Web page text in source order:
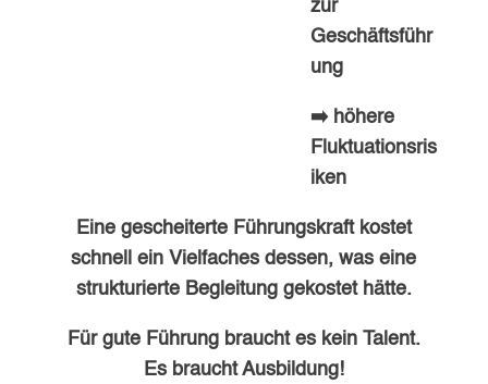
zur
Geschäftsführ
ung
➡️ höhere
Fluktuationsris
iken
Eine gescheiterte Führungskraft kostet
schnell ein Vielfaches dessen, was eine
strukturierte Begleitung gekostet hätte.
Für gute Führung braucht es kein Talent.
Es braucht Ausbildung!